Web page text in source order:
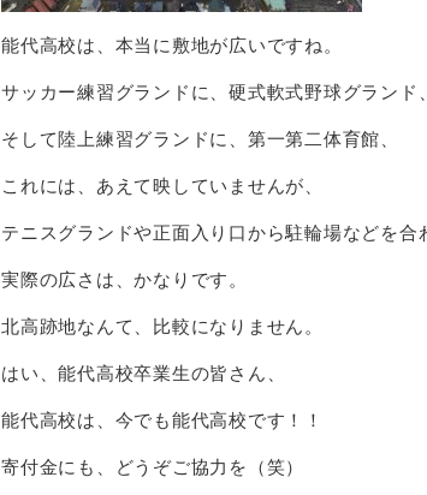
能代高校は、本当に敷地が広いですね。
サッカー練習グランドに、硬式軟式野球グランド、
そして陸上練習グランドに、第一第二体育館、
これには、あえて映していませんが、
テニスグランドや正面入り口から駐輪場などを合
実際の広さは、かなりです。
北高跡地なんて、比較になりません。
はい、能代高校卒業生の皆さん、
能代高校は、今でも能代高校です！！
寄付金にも、どうぞご協力を（笑）